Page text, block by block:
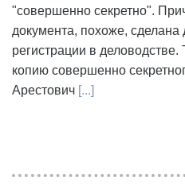
"совершенно секретно".
документа, похоже,
регистрации в деловодстве.
копию совершенно
Арестович [...]